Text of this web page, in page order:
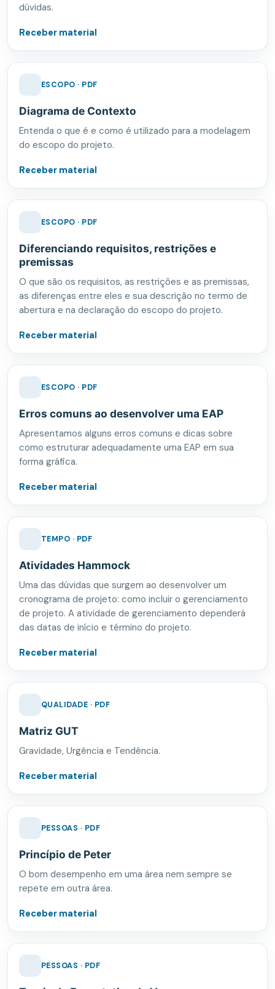
dúvidas.
Receber material
ESCOPO · PDF
Diagrama de Contexto
Entenda o que é e como é utilizado para a modelagem
do escopo do projeto.
Receber material
ESCOPO · PDF
Diferenciando requisitos, restrições e
premissas
O que são os requisitos, as restrições e as premissas,
as diferenças entre eles e sua descrição no termo de
abertura e na declaração do escopo do projeto.
Receber material
ESCOPO · PDF
Erros comuns ao desenvolver uma EAP
Apresentamos alguns erros comuns e dicas sobre
como estruturar adequadamente uma EAP em sua
forma gráfica.
Receber material
TEMPO · PDF
Atividades Hammock
Uma das dúvidas que surgem ao desenvolver um
cronograma de projeto: como incluir o gerenciamento
de projeto. A atividade de gerenciamento dependerá
das datas de início e término do projeto.
Receber material
QUALIDADE · PDF
Matriz GUT
Gravidade, Urgência e Tendência.
Receber material
PESSOAS · PDF
Princípio de Peter
O bom desempenho em uma área nem sempre se
repete em outra área.
Receber material
PESSOAS · PDF